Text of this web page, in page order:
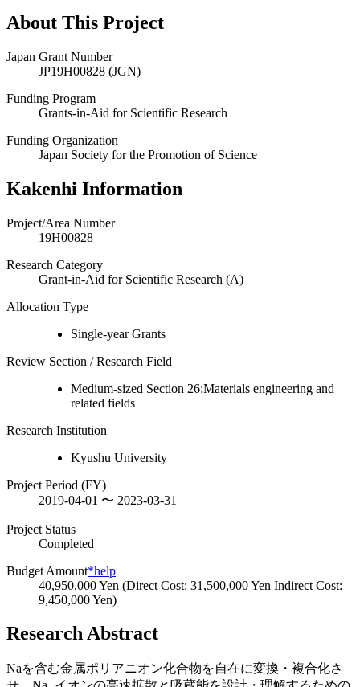
About This Project
Japan Grant Number
JP19H00828 (JGN)
Funding Program
Grants-in-Aid for Scientific Research
Funding Organization
Japan Society for the Promotion of Science
Kakenhi Information
Project/Area Number
19H00828
Research Category
Grant-in-Aid for Scientific Research (A)
Allocation Type
Single-year Grants
Review Section / Research Field
Medium-sized Section 26:Materials engineering and
related fields
Research Institution
Kyushu University
Project Period (FY)
2019-04-01 〜 2023-03-31
Project Status
Completed
Budget Amount*help
40,950,000 Yen (Direct Cost: 31,500,000 Yen Indirect Cost:
9,450,000 Yen)
Research Abstract
Naを含む金属ポリアニオン化合物を自在に変換・複合化さ